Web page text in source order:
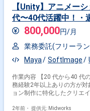
ご希望に併せた案件のご紹
トの提案を強みとしており
す。
件は取り扱っておりません。
【Unity】アニメー
代〜40代活躍中！・
り！）800,000円/月
業務委託(フリーラ
Maya
SoftImage
作業内容 【20 代から40 代
務経験2年以上ありの方が対象の案件です！ ■概
ョン制作に特化したクリエ
スプライトアニメーション
2年前・ 提供元: Midworks
掛け合わせ条件で
特徴で絞り込む
Flash × 在宅・リモー
その他の条件で